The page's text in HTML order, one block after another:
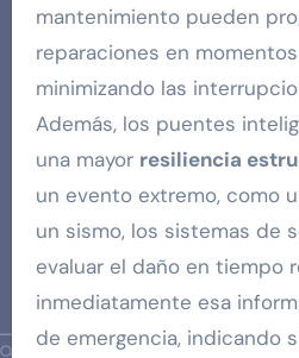
mantenimiento pueden
reparaciones en
minimizando las
Además, los puentes
una mayor resiliencia
un evento extremo, como
un sismo, los sistemas de
evaluar el daño en tiempo
inmediatamente esa
de emergencia, indicando